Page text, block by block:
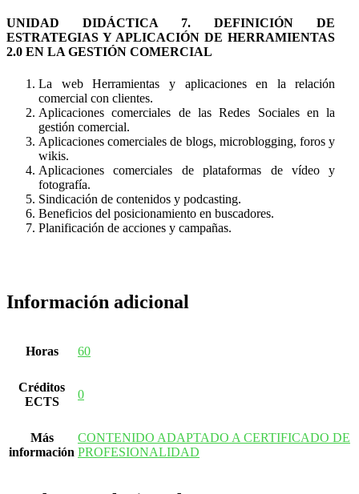
UNIDAD DIDÁCTICA 7. DEFINICIÓN DE
ESTRATEGIAS Y APLICACIÓN DE HERRAMIENTAS
2.0 EN LA GESTIÓN COMERCIAL
La web Herramientas y aplicaciones en la relación
comercial con clientes.
Aplicaciones comerciales de las Redes Sociales en la
gestión comercial.
Aplicaciones comerciales de blogs, microblogging, foros y
wikis.
Aplicaciones comerciales de plataformas de vídeo y
fotografía.
Sindicación de contenidos y podcasting.
Beneficios del posicionamiento en buscadores.
Planificación de acciones y campañas.
Información adicional
Horas 60
Créditos
ECTS
0
Más
información
CONTENIDO ADAPTADO A CERTIFICADO DE
PROFESIONALIDAD